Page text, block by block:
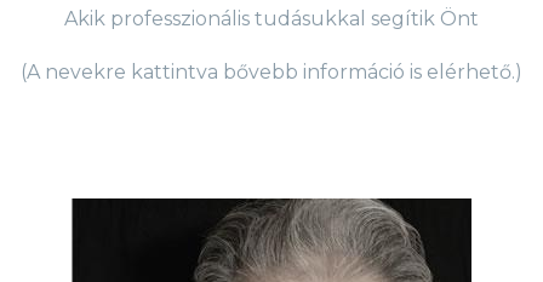
Akik professzionális tudásukkal segítik Önt
(A nevekre kattintva bővebb információ is elérhető.)